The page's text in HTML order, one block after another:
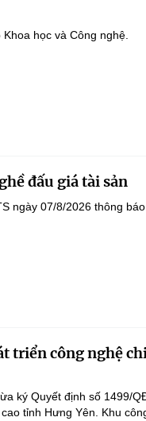
học và Công nghệ.
đấu giá tài sản
ngày 07/8/2026 thông
triển công nghệ
ký Quyết định số 1499/
tỉnh Hưng Yên. Khu